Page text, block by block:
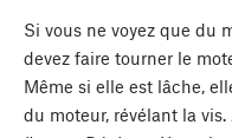
Si vous ne voyez que du
devez faire tourner le
Même si elle est lâche,
du moteur, révélant la